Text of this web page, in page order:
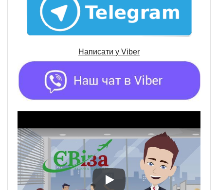
Написати у Viber